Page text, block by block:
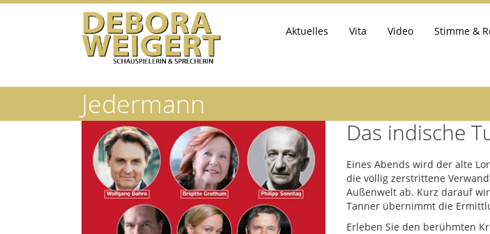
Aktuelles Vita Video Stimme &
Jedermann
Das indische
Eines Abends wird der alte
die völlig zerstrittene
Außenwelt ab. Kurz darauf
Tanner übernimmt die
Erleben Sie den berühmten